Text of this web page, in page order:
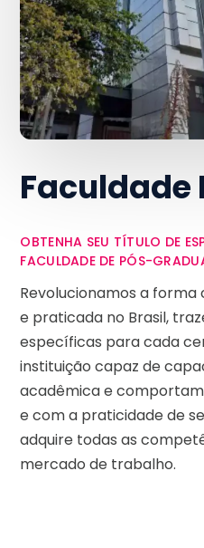
Faculdade
OBTENHA SEU TÍTULO DE
FACULDADE DE PÓS-
Revolucionamos a
e praticada no Brasil,
específicas para cada
instituição capaz de
acadêmica e
e com a praticidade de
adquire todas as
mercado de trabalho.